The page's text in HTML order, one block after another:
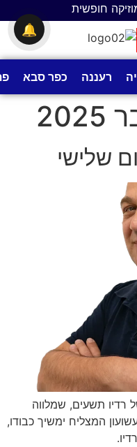
חופשית
רעננה כפר סבא
שלישי
רדיו תשעים, שמלווה
המצליח ימשיך כבודו,
🔔